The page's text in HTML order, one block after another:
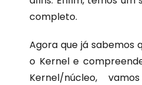
completo.
Agora que já sabemos
o Kernel e
Kernel/núcleo,